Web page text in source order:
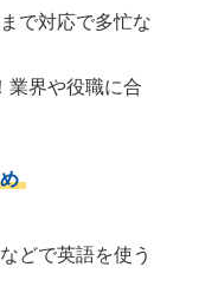
で対応で多忙な
業界や役職に合
どで英語を使う